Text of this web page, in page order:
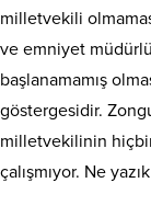
milletvekili
ve emniyet
başlanamamış
göstergesidir.
milletvekilinin
çalışmıyor. Ne